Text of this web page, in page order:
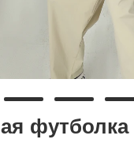
футболка